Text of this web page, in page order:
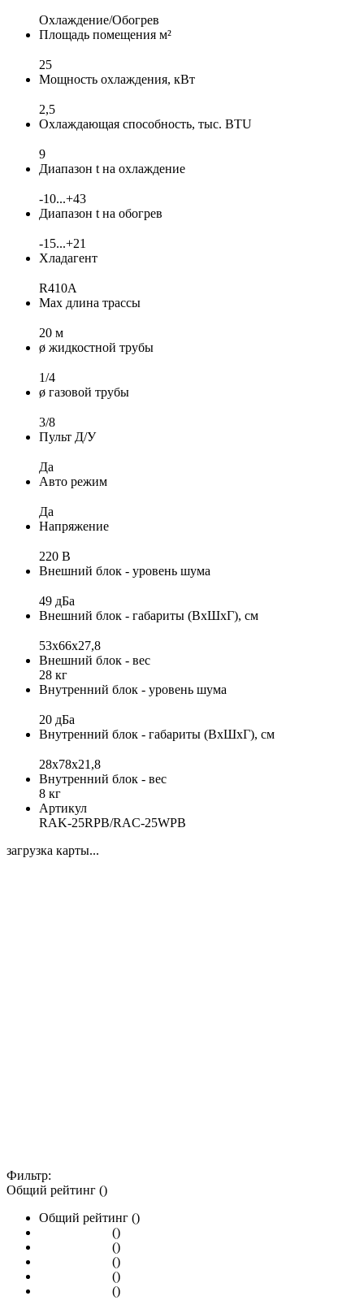
Охлаждение/Обогрев
Площадь помещения м²
25
Мощность охлаждения, кВт
2,5
Охлаждающая способность, тыс. BTU
9
Диапазон t на охлаждение
-10...+43
Диапазон t на обогрев
-15...+21
Хладагент
R410A
Max длина трассы
20 м
ø жидкостной трубы
1/4
ø газовой трубы
3/8
Пульт Д/У
Да
Авто режим
Да
Напряжение
220 В
Внешний блок - уровень шума
49 дБа
Внешний блок - габариты (ВхШхГ), см
53х66х27,8
Внешний блок - вес
28 кг
Внутренний блок - уровень шума
20 дБа
Внутренний блок - габариты (ВхШхГ), см
28x78x21,8
Внутренний блок - вес
8 кг
Артикул
RAK-25RPB/RAC-25WPB
загрузка карты...
Фильтр:
Общий рейтинг ()
Общий рейтинг ()
()
()
()
()
()